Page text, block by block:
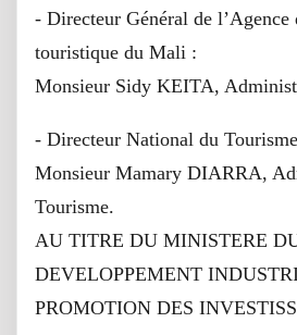
- Directeur Général de l’Agence
touristique du Mali :
Monsieur Sidy KEITA,
- Directeur National du
Monsieur Mamary DIARRA,
Tourisme.
AU TITRE DU MINISTERE
DEVELOPPEMENT
PROMOTION DES